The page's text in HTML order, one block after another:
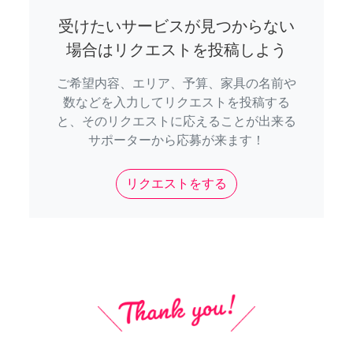
受けたいサービスが見つからない
場合はリクエストを投稿しよう
ご希望内容、エリア、予算、家具の名前や
数などを入力してリクエストを投稿する
と、そのリクエストに応えることが出来る
サポーターから応募が来ます！
リクエストをする